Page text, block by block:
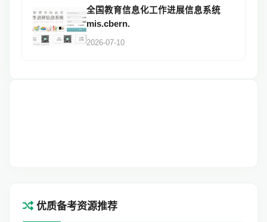
全国教育信息化工作进展信息系统
mis.cbern.
2026-07-10
优质备考资源推荐